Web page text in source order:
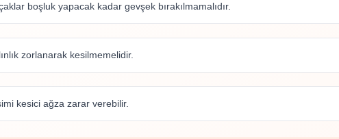
boşluk yapacak kadar gevşek bırakılmamalıdır.
zorlanarak kesilmemelidir.
kesici ağza zarar verebilir.